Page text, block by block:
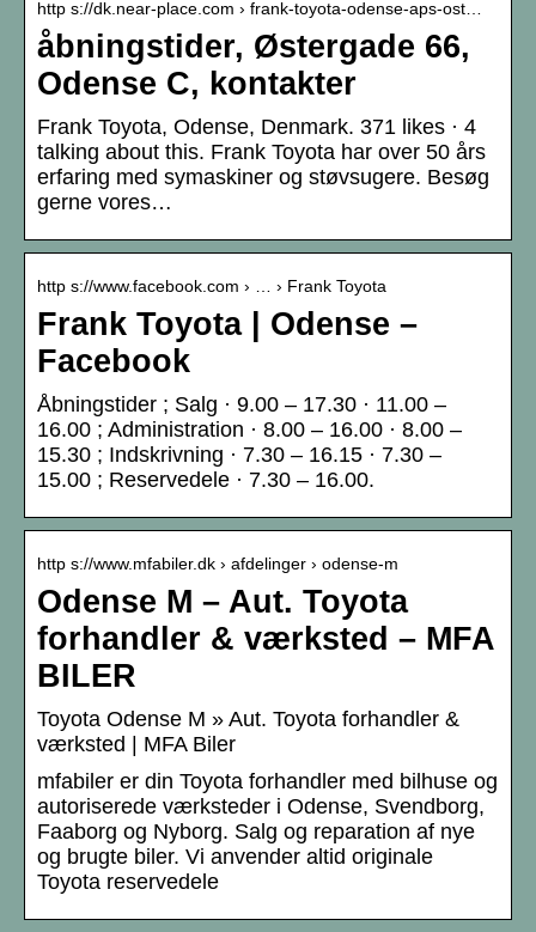
http s://dk.near-place.com › frank-toyota-odense-aps-ost…
åbningstider, Østergade 66,
Odense C, kontakter
Frank Toyota, Odense, Denmark. 371 likes · 4
talking about this. Frank Toyota har over 50 års
erfaring med symaskiner og støvsugere. Besøg
gerne vores…
http s://www.facebook.com › … › Frank Toyota
Frank Toyota | Odense –
Facebook
Åbningstider ; Salg · 9.00 – 17.30 · 11.00 –
16.00 ; Administration · 8.00 – 16.00 · 8.00 –
15.30 ; Indskrivning · 7.30 – 16.15 · 7.30 –
15.00 ; Reservedele · 7.30 – 16.00.
http s://www.mfabiler.dk › afdelinger › odense-m
Odense M – Aut. Toyota
forhandler & værksted – MFA
BILER
Toyota Odense M » Aut. Toyota forhandler &
værksted | MFA Biler
mfabiler er din Toyota forhandler med bilhuse og
autoriserede værksteder i Odense, Svendborg,
Faaborg og Nyborg. Salg og reparation af nye
og brugte biler. Vi anvender altid originale
Toyota reservedele